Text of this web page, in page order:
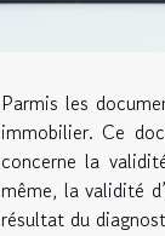
Parmis les
immobilier. Ce
concerne la
même, la validité
résultat du